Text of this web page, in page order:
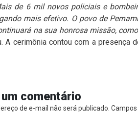
de 6 mil novos policiais e
mais efetivo. O povo de
na sua honrosa missão,
A cerimônia contou com a presença
um comentário
de e-mail não será publicado.